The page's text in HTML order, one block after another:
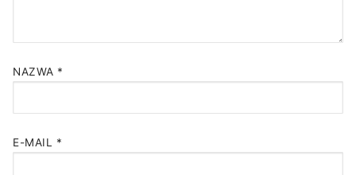
NAZWA *
E-MAIL *